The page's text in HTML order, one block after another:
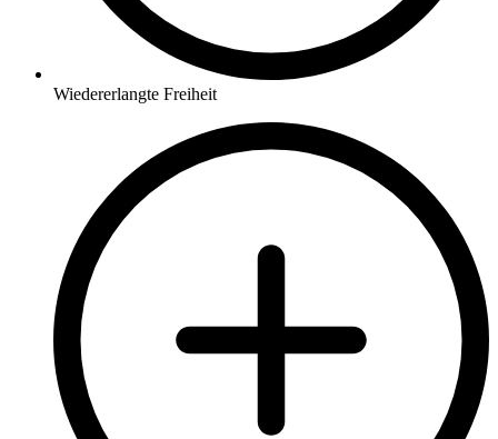
Wiedererlangte Freiheit